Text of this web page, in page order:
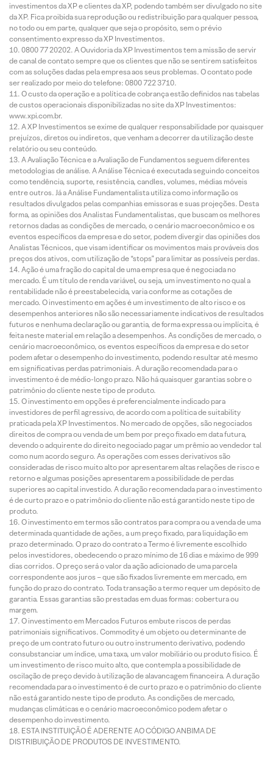
investimentos da XP e clientes da XP, podendo também ser divulgado no site
da XP. Fica proibida sua reprodução ou redistribuição para qualquer pessoa,
no todo ou em parte, qualquer que seja o propósito, sem o prévio
consentimento expresso da XP Investimentos.
0800 77 20202. A Ouvidoria da XP Investimentos tem a missão de servir
de canal de contato sempre que os clientes que não se sentirem satisfeitos
com as soluções dadas pela empresa aos seus problemas. O contato pode
ser realizado por meio do telefone: 0800 722 3710.
O custo da operação e a política de cobrança estão definidos nas tabelas
de custos operacionais disponibilizadas no site da XP Investimentos:
www.xpi.com.br.
A XP Investimentos se exime de qualquer responsabilidade por quaisquer
prejuízos, diretos ou indiretos, que venham a decorrer da utilização deste
relatório ou seu conteúdo.
A Avaliação Técnica e a Avaliação de Fundamentos seguem diferentes
metodologias de análise. A Análise Técnica é executada seguindo conceitos
como tendência, suporte, resistência, candles, volumes, médias móveis
entre outros. Já a Análise Fundamentalista utiliza como informação os
resultados divulgados pelas companhias emissoras e suas projeções. Desta
forma, as opiniões dos Analistas Fundamentalistas, que buscam os melhores
retornos dadas as condições de mercado, o cenário macroeconômico e os
eventos específicos da empresa e do setor, podem divergir das opiniões dos
Analistas Técnicos, que visam identificar os movimentos mais prováveis dos
preços dos ativos, com utilização de “stops” para limitar as possíveis perdas.
Ação é uma fração do capital de uma empresa que é negociada no
mercado. É um título de renda variável, ou seja, um investimento no qual a
rentabilidade não é preestabelecida, varia conforme as cotações de
mercado. O investimento em ações é um investimento de alto risco e os
desempenhos anteriores não são necessariamente indicativos de resultados
futuros e nenhuma declaração ou garantia, de forma expressa ou implícita, é
feita neste material em relação a desempenhos. As condições de mercado, o
cenário macroeconômico, os eventos específicos da empresa e do setor
podem afetar o desempenho do investimento, podendo resultar até mesmo
em significativas perdas patrimoniais. A duração recomendada para o
investimento é de médio-longo prazo. Não há quaisquer garantias sobre o
patrimônio do cliente neste tipo de produto.
O investimento em opções é preferencialmente indicado para
investidores de perfil agressivo, de acordo com a política de suitability
praticada pela XP Investimentos. No mercado de opções, são negociados
direitos de compra ou venda de um bem por preço fixado em data futura,
devendo o adquirente do direito negociado pagar um prêmio ao vendedor tal
como num acordo seguro. As operações com esses derivativos são
consideradas de risco muito alto por apresentarem altas relações de risco e
retorno e algumas posições apresentarem a possibilidade de perdas
superiores ao capital investido. A duração recomendada para o investimento
é de curto prazo e o patrimônio do cliente não está garantido neste tipo de
produto.
O investimento em termos são contratos para compra ou a venda de uma
determinada quantidade de ações, a um preço fixado, para liquidação em
prazo determinado. O prazo do contrato a Termo é livremente escolhido
pelos investidores, obedecendo o prazo mínimo de 16 dias e máximo de 999
dias corridos. O preço será o valor da ação adicionado de uma parcela
correspondente aos juros – que são fixados livremente em mercado, em
função do prazo do contrato. Toda transação a termo requer um depósito de
garantia. Essas garantias são prestadas em duas formas: cobertura ou
margem.
O investimento em Mercados Futuros embute riscos de perdas
patrimoniais significativos. Commodity é um objeto ou determinante de
preço de um contrato futuro ou outro instrumento derivativo, podendo
consubstanciar um índice, uma taxa, um valor mobiliário ou produto físico. É
um investimento de risco muito alto, que contempla a possibilidade de
oscilação de preço devido à utilização de alavancagem financeira. A duração
recomendada para o investimento é de curto prazo e o patrimônio do cliente
não está garantido neste tipo de produto. As condições de mercado,
mudanças climáticas e o cenário macroeconômico podem afetar o
desempenho do investimento.
ESTA INSTITUIÇÃO É ADERENTE AO CÓDIGO ANBIMA DE
DISTRIBUIÇÃO DE PRODUTOS DE INVESTIMENTO.